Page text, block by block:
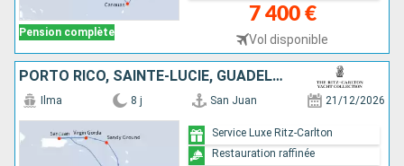
Pension complète
7 400 €
Vol disponible
PORTO RICO, SAINTE-LUCIE, GUADELOUPE, DOMINIQUE, ANGUILLA, VIRGIN GORDA
Ilma 8 j San Juan 21/12/2026
Service Luxe Ritz-Carlton
Restauration raffinée